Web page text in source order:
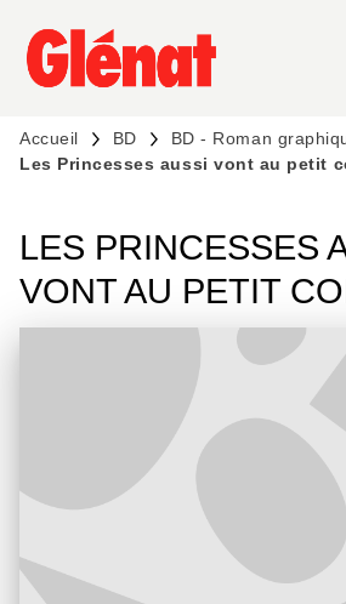
MENU RECHERCHE
PIED DE PAGE
Accueil BD
BD - Roman
Les Princesses aussi vont au petit
LES PRINCESSES
VONT AU PETIT